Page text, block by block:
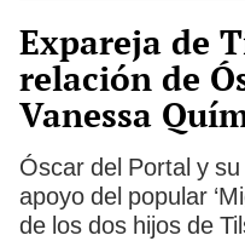
Expareja de
relación de
Vanessa
Óscar del Portal y
apoyo del popular
de los dos hijos de